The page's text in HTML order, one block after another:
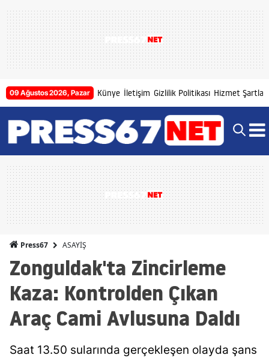
09 Ağustos 2026, Pazar Künye İletişim Gizlilik Politikası Hizmet Şartları
Press67 ASAYİŞ
Zonguldak'ta Zincirleme
Kaza: Kontrolden Çıkan
Araç Cami Avlusuna Daldı
Saat 13.50 sularında gerçekleşen olayda şans